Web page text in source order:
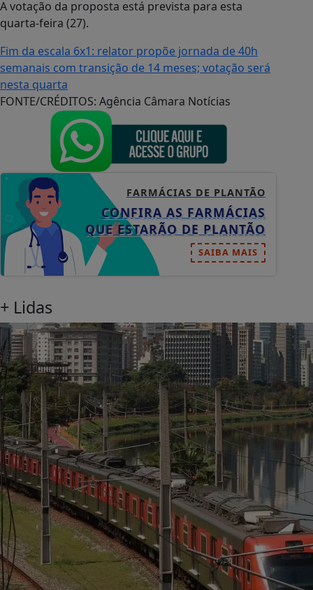
A votação da proposta está prevista para esta
quarta-feira (27).
Fim da escala 6x1: relator propõe jornada de 40h
semanais com transição de 14 meses; votação será
nesta quarta
FONTE/CRÉDITOS: Agência Câmara Notícias
FARMÁCIAS DE PLANTÃO
CONFIRA AS FARMÁCIAS
QUE ESTARÃO DE PLANTÃO
SAIBA MAIS
+ Lidas